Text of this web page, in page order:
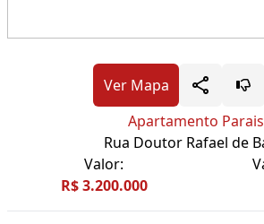
Ver Mapa
Apartamento
Rua Doutor Rafael de
Valor:
R$ 3.200.000